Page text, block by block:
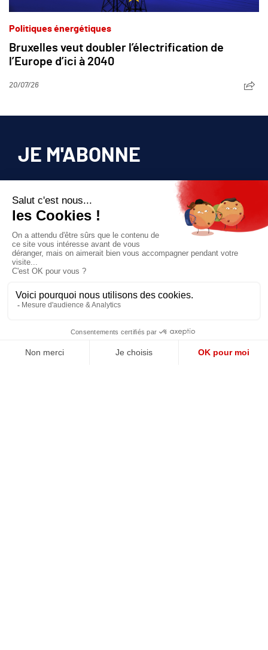
Politiques énergétiques
Bruxelles veut doubler l’électrification de
l’Europe d’ici à 2040
20/07/26
JE M'ABONNE
Pour bénéficier d’un accès privilégié à tous
les articles publiés sur site.
Prix unique 180€/AN
JE M'ABONNE